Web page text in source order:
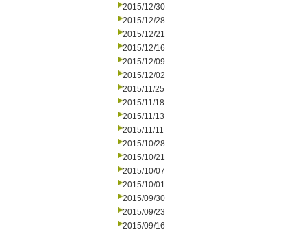
2015/12/30
2015/12/28
2015/12/21
2015/12/16
2015/12/09
2015/12/02
2015/11/25
2015/11/18
2015/11/13
2015/11/11
2015/10/28
2015/10/21
2015/10/07
2015/10/01
2015/09/30
2015/09/23
2015/09/16